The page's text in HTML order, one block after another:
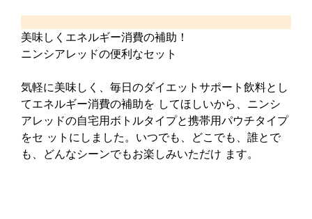
美味しくエネルギー消費の補助！
ニンシアレッドの便利なセット
気軽に美味しく、毎日のダイエットサポート飲料とし
てエネルギー消費の補助を してほしいから、ニンシ
アレッドの自宅用ボトルタイプと携帯用パウチタイプ
をセ ットにしました。いつでも、どこでも、誰とで
も、どんなシーンでもお楽しみいただけ ます。